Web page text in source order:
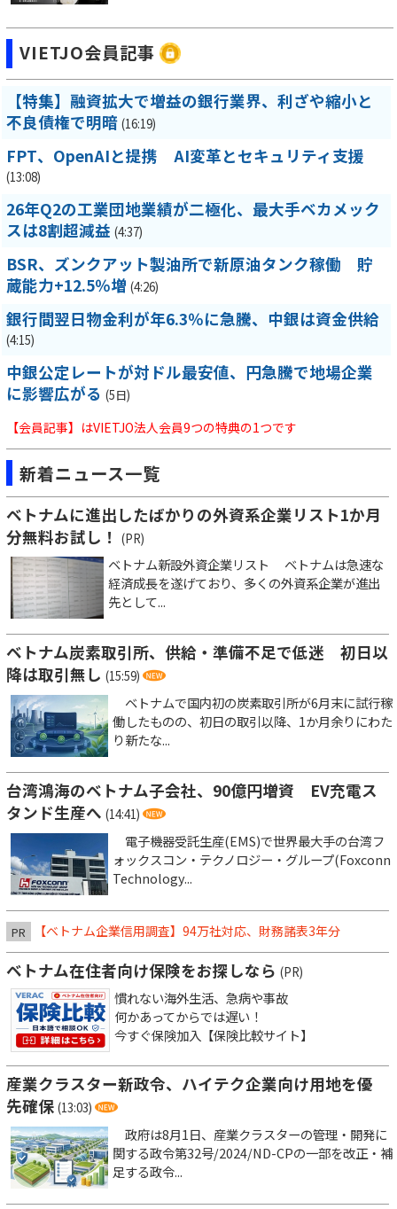
VIETJO会員記事
【特集】融資拡大で増益の銀行業界、利ざや縮小と
不良債権で明暗 (16:19)
FPT、OpenAIと提携 AI変革とセキュリティ支援
(13:08)
26年Q2の工業団地業績が二極化、最大手ベカメック
スは8割超減益 (4:37)
BSR、ズンクアット製油所で新原油タンク稼働 貯
蔵能力+12.5％増 (4:26)
銀行間翌日物金利が年6.3％に急騰、中銀は資金供給
(4:15)
中銀公定レートが対ドル最安値、円急騰で地場企業
に影響広がる (5日)
【会員記事】はVIETJO法人会員9つの特典の1つです
新着ニュース一覧
ベトナムに進出したばかりの外資系企業リスト1か月
分無料お試し！
(PR)
ベトナム新設外資企業リスト ベトナムは急速な
経済成長を遂げており、多くの外資系企業が進出
先として...
ベトナム炭素取引所、供給・準備不足で低迷 初日以
降は取引無し (15:59)
ベトナムで国内初の炭素取引所が6月末に試行稼
働したものの、初日の取引以降、1か月余りにわた
り新たな...
台湾鴻海のベトナム子会社、90億円増資 EV充電ス
タンド生産へ (14:41)
電子機器受託生産(EMS)で世界最大手の台湾フ
ォックスコン・テクノロジー・グループ(Foxconn
Technology...
PR 【ベトナム企業信用調査】94万社対応、財務諸表3年分
ベトナム在住者向け保険をお探しなら (PR)
慣れない海外生活、急病や事故
何かあってからでは遅い！
今すぐ保険加入【保険比較サイト】
産業クラスター新政令、ハイテク企業向け用地を優
先確保 (13:03)
政府は8月1日、産業クラスターの管理・開発に
関する政令第32号/2024/ND-CPの一部を改正・補
足する政令...